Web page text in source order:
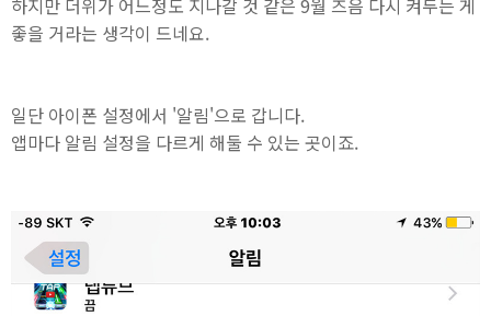
좋을 거라는 생각이 드네요.
일단 아이폰 설정에서 '알림'으로 갑니다.
앱마다 알림 설정을 다르게 해둘 수 있는 곳이죠.